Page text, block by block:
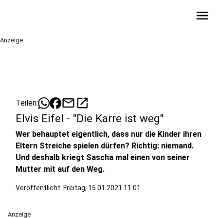
menu
Anzeige
Teilen: mailopen_in_new
Elvis Eifel - "Die Karre ist weg"
Wer behauptet eigentlich, dass nur die Kinder ihren
Eltern Streiche spielen dürfen? Richtig: niemand.
Und deshalb kriegt Sascha mal einen von seiner
Mutter mit auf den Weg.
Veröffentlicht: Freitag, 15.01.2021 11:01
Anzeige